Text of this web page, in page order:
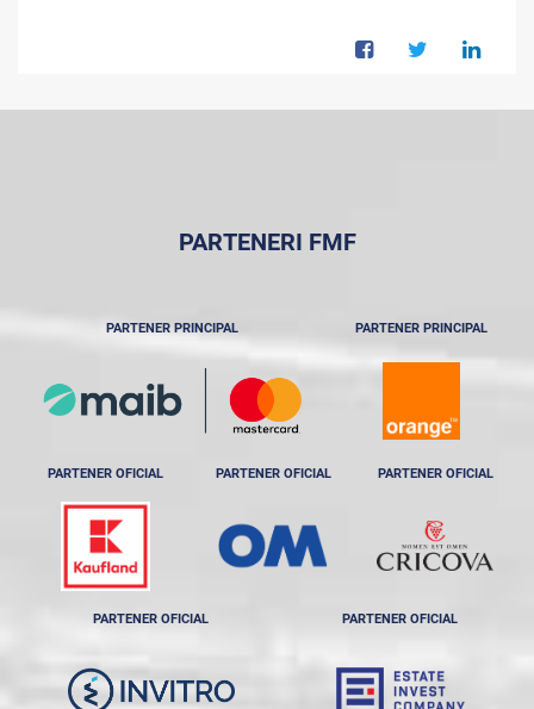
PARTENERI FMF
PARTENER PRINCIPAL PARTENER PRINCIPAL
PARTENER OFICIAL PARTENER OFICIAL PARTENER OFICIAL
PARTENER OFICIAL PARTENER OFICIAL